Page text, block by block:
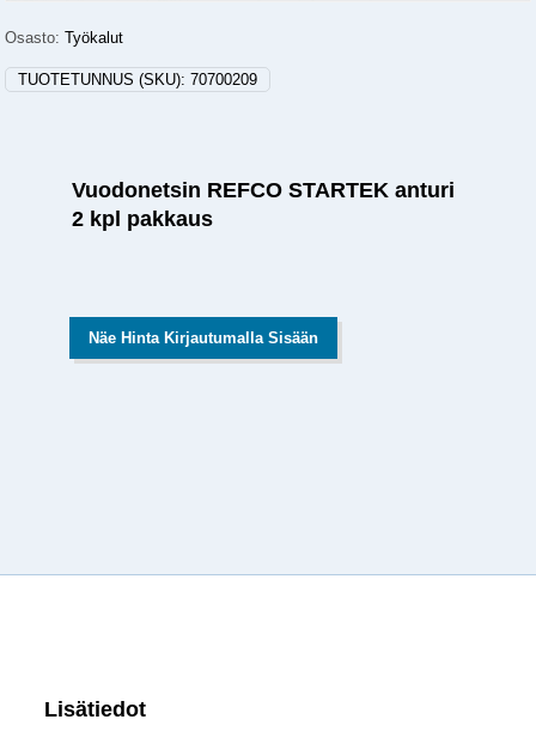
Osasto:Työkalut
TUOTETUNNUS (SKU):70700209
Vuodonetsin REFCO STARTEK anturi
2 kpl pakkaus
Näe Hinta Kirjautumalla Sisään
Lisätiedot